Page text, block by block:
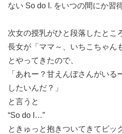
ない So do I. をいつの間にか習
次女の授乳がひと段落したとこ
長女が「ママ～、いちこちゃん
とやってきたので、
「あれー？甘えんぼさんがいる
したいんだ？」
と言うと
“So do I…”
ときゅっと抱きついてきてビッ